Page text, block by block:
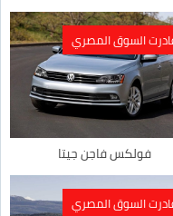
السوق المصري
فولكس فاجن جيتا
السوق المصري